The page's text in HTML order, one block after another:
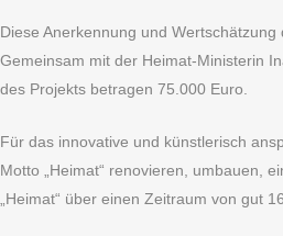
Diese Anerkennung und
Gemeinsam mit der Heimat-Ministerin
des Projekts betragen 75.000 Euro.
Für das innovative und künstlerisch
Motto „Heimat“ renovieren, umbauen,
„Heimat“ über einen Zeitraum von gut